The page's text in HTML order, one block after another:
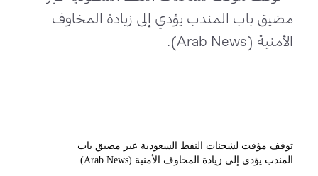
توقف مؤقت لشحنات النفط السعودية عبر مضيق باب
المندب يؤدي إلى زيادة المخاوف الأمنية (Arab News).